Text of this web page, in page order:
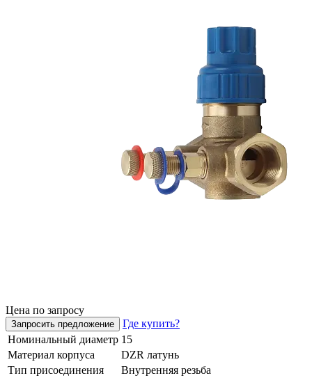
Цена по запросу
Запросить предложение
Где купить?
Номинальный диаметр 15
Материал корпуса
DZR латунь
Тип присоединения
Внутренняя резьба